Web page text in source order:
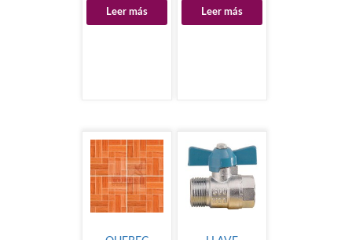
MOD.8D
Leer más Leer más